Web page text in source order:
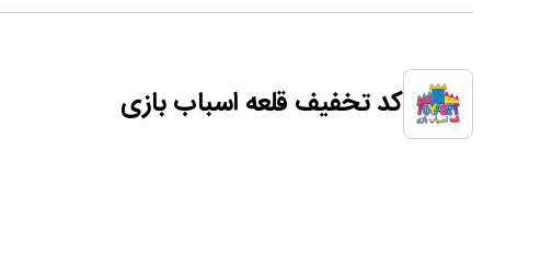
کد تخفیف قلعه اسباب بازی